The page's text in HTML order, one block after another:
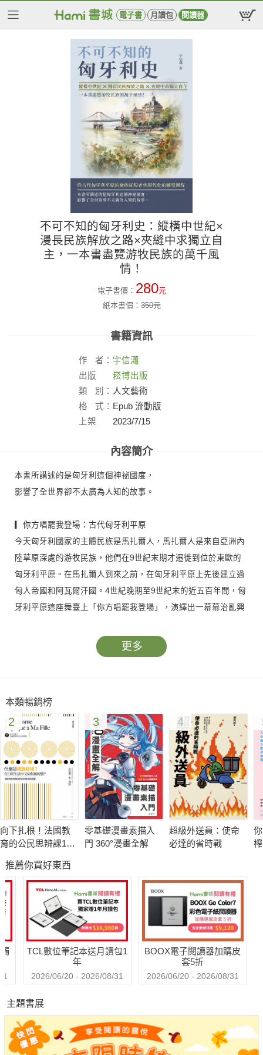
電子書 月讀包 閱讀器
不可不知的匈牙利史：縱橫中世紀×
漫長民族解放之路×夾縫中求獨立自
主，一本書盡覽游牧民族的萬千風
情！
電子書價： 280元
紙本書價：350元
書籍資訊
作 者： 宇信瀟
出版
社：
崧博出版
類
別： 人文藝術
格
式： Epub 流動版
上架
2023/7/15
內容簡介
本書所講述的是匈牙利這個神祕國度，
影響了全世界卻不太廣為人知的故事。
▎你方唱罷我登場：古代匈牙利平原
今天匈牙利國家的主體民族是馬扎爾人，馬扎爾人是來自亞洲內
陸草原深處的游牧民族，他們在9世紀末期才遷徙到位於東歐的
匈牙利平原。在馬扎爾人到來之前，在匈牙利平原上先後建立過
匈人帝國和阿瓦爾汗國。4世紀晚期至9世紀末的近五百年間，匈
牙利平原這座舞臺上「你方唱罷我登場」，演繹出一幕幕治亂興
涼之地，逐漸變成整個歐洲關注的焦點。
國教。由於地處當時基督教世界的最東端，匈牙利被稱為「基督
教之盾」，是基督教世界抵擋來自東方的亞洲內陸草原游牧民族
和伊斯蘭世界向西方擴張的「盾牌」。與此同時，由於匈牙利人
本身就出身於東方游牧民族，匈牙利這面「盾牌」也阻擋著西方
基督教世界向東方擴張的步伐。匈牙利這面「盾牌」，擋在東西
方世界之間，東方文明與西方文明在匈牙利碰撞，塑造出匈牙利
的獨特「性格」。也正因此，匈牙利這面「盾牌」的煉成，經歷
了三四百年間血與火的淬煉。
作為「基督教之盾」，匈牙利是亞洲內陸草原游牧民族和伊斯蘭
文明向歐洲擴張的第一站，也是整個西方基督教世界抵擋東方諸
文明向西擴張的第一道防線。從抵禦蒙古人到被鄂圖曼土耳其帝
國征服，數百年間，驍勇善戰的匈牙利騎兵血灑疆場，用生命守
衛著祖國和整個歐洲。1222年頒布的《金璽詔書》，成為匈牙利
人的桎梏，它導致匈牙利人在抵禦外族入侵的戰爭中遭遇一次次
適宜的制度將帶給一個民族的深重災難。
▎西來的警報：匈牙利的現代化之路
1500年前後的「地理大發現」，使得歐洲乃至整個世界進入了一
個嶄新的時代。歐洲中世紀的「基督教之盾」匈牙利，也隨著歷
更多
本類暢銷榜
2
向下扎根！法國教
育的公民思辨課1－
視？在日常生活中
又如何被複
製？」：追根究柢
各種沒來由的成見
3
零基礎漫畫素描入
門 360°漫畫全解
4
超級外送員：使命
必達的省時戰
推薦你買好東西
TCL數位筆記本送月讀包1
年
2026/06/20 - 2026/08/31
BOOX電子閱讀器加購皮
套5折
2026/06/20 - 2026/08/31
主題書展